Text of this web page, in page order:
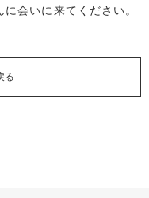
会いに来てください。
る